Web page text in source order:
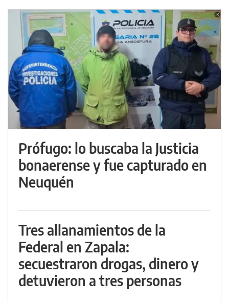
Prófugo: lo buscaba la Justicia
bonaerense y fue capturado en
Neuquén
Tres allanamientos de la
Federal en Zapala:
secuestraron drogas, dinero y
detuvieron a tres personas